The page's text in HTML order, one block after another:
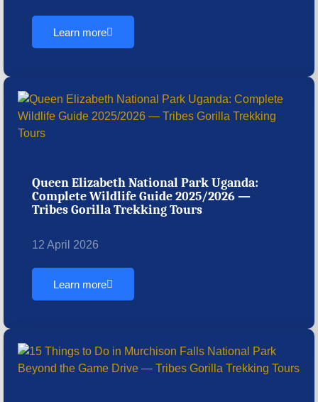
Learn more
Queen Elizabeth National Park Uganda:
Complete Wildlife Guide 2025/2026 —
Tribes Gorilla Trekking Tours
12 April 2026
Learn more